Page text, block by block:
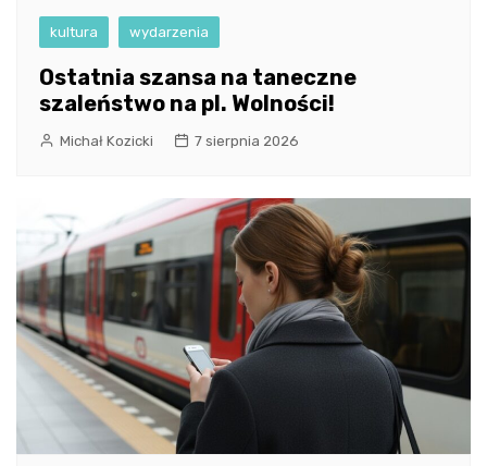
kultura wydarzenia
Ostatnia szansa na taneczne
szaleństwo na pl. Wolności!
Michał Kozicki 7 sierpnia 2026